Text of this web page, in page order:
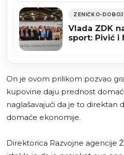
Vlada ZDK
sport: Pivić i
On je ovom prilikom pozvao
kupovine daju prednost
naglašavajući da je to direktan
domaće ekonomije.
Direktorica Razvojne agencije